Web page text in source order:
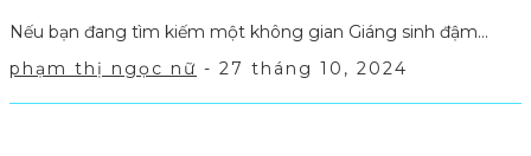
Nếu bạn đang tìm kiếm một không gian Giáng sinh đậm...
phạm thị ngọc nữ - 27 tháng 10, 2024